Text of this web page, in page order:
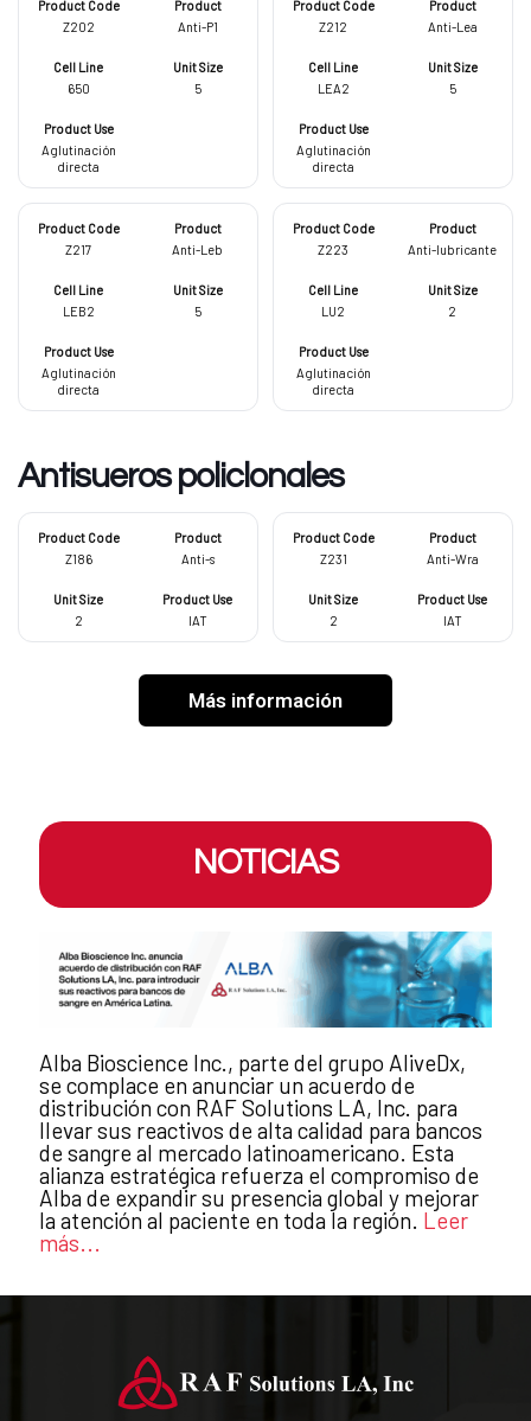
Z202 Anti-P1
650 5
Aglutinación
directa
Z212 Anti-Lea
LEA2 5
Aglutinación
directa
Z217 Anti-Leb
LEB2 5
Aglutinación
directa
Z223 Anti-lubricante
LU2 2
Aglutinación
directa
Antisueros policlonales
Z186 Anti-s
2 IAT
Z231 Anti-Wra
2 IAT
Más información
NOTICIAS
Alba Bioscience Inc., parte del grupo AliveDx,
se complace en anunciar un acuerdo de
distribución con RAF Solutions LA, Inc. para
llevar sus reactivos de alta calidad para bancos
de sangre al mercado latinoamericano. Esta
alianza estratégica refuerza el compromiso de
Alba de expandir su presencia global y mejorar
la atención al paciente en toda la región. Leer
más...